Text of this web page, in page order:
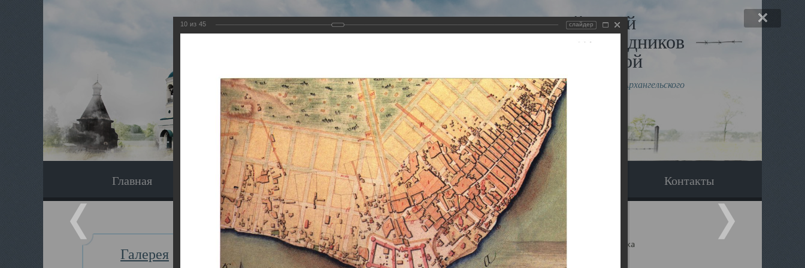
Виртуальный музей
Новомучеников и исповедников
Земли Архангельской
Сайт создан по благословлению митрополита Архангельского
и Холмогорского Даниила
Главная Экскурсия Наследники Галерея Вопрос-ответ Контакты
Галерея
Главная Галерея Храмы-мученики Архангельска Свято-Троицкий собор Архангельска
10 из 45 слайдер